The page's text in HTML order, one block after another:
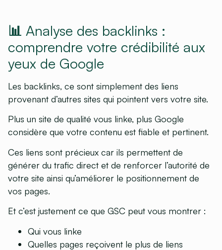
📊 Analyse des backlinks :
comprendre votre crédibilité aux
yeux de Google
Les backlinks, ce sont simplement des liens
provenant d’autres sites qui pointent vers votre site.
Plus un site de qualité vous linke, plus Google
considère que votre contenu est fiable et pertinent.
Ces liens sont précieux car ils permettent de
générer du trafic direct et de renforcer l’autorité de
votre site ainsi qu’améliorer le positionnement de
vos pages.
Et c’est justement ce que GSC peut vous montrer :
Qui vous linke
Quelles pages reçoivent le plus de liens